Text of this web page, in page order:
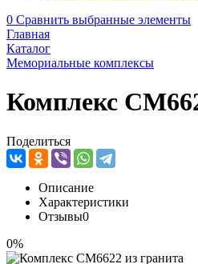
0 Сравнить выбранные элементы
Главная
Каталог
Мемориальные комплексы
Комплекс
Поделиться
Описание
Характеристики
Отзывы0
0%